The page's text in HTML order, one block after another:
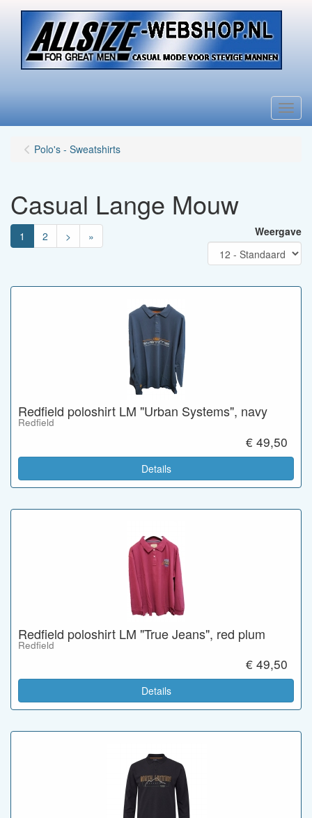
Menu
Polo's - Sweatshirts
Casual Lange Mouw
1 2 > » Weergave
Redfield poloshirt LM "Urban Systems", navy
Redfield
€ 49,50
Details
Redfield poloshirt LM "True Jeans", red plum
Redfield
€ 49,50
Details